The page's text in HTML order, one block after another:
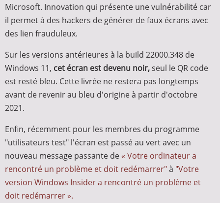
Microsoft. Innovation qui présente une vulnérabilité car
il permet à des hackers de générer de faux écrans avec
des lien frauduleux.
Sur les versions antérieures à la build 22000.348 de
Windows 11, cet écran est devenu noir,seul le QR code
est resté bleu. Cette livrée ne restera pas longtemps
avant de revenir au bleu d'origine à partir d'octobre
2021.
Enfin, récemment pour les membres du programme
"utilisateurs test" l'écran est passé au vert avec un
nouveau message passante de « Votre ordinateur a
rencontré un problème et doit redémarrer"à "Votre
version Windows Insider a rencontré un problème et
doit redémarrer ».